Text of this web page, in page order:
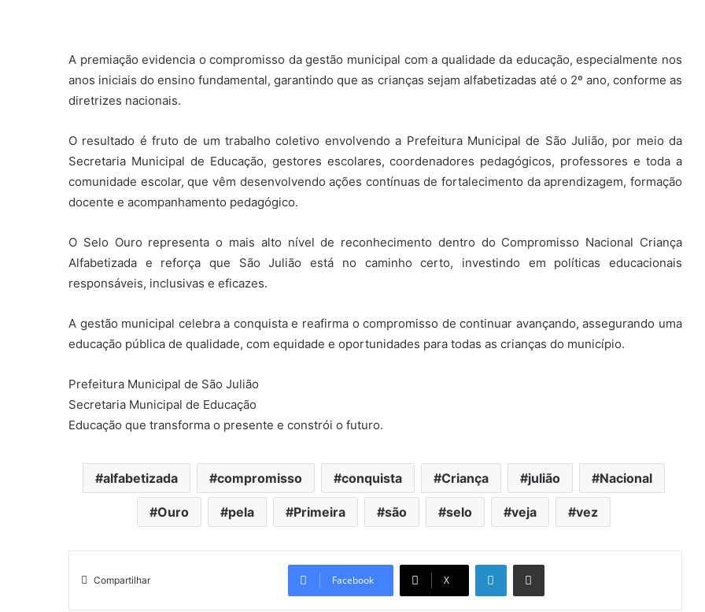
A premiação evidencia o compromisso da gestão municipal com a qualidade da educação, especialmente nos
anos iniciais do ensino fundamental, garantindo que as crianças sejam alfabetizadas até o 2º ano, conforme as
diretrizes nacionais.
O resultado é fruto de um trabalho coletivo envolvendo a Prefeitura Municipal de São Julião, por meio da
Secretaria Municipal de Educação, gestores escolares, coordenadores pedagógicos, professores e toda a
comunidade escolar, que vêm desenvolvendo ações contínuas de fortalecimento da aprendizagem, formação
docente e acompanhamento pedagógico.
O Selo Ouro representa o mais alto nível de reconhecimento dentro do Compromisso Nacional Criança
Alfabetizada e reforça que São Julião está no caminho certo, investindo em políticas educacionais
responsáveis, inclusivas e eficazes.
A gestão municipal celebra a conquista e reafirma o compromisso de continuar avançando, assegurando uma
educação pública de qualidade, com equidade e oportunidades para todas as crianças do município.
Prefeitura Municipal de São Julião
Secretaria Municipal de Educação
Educação que transforma o presente e constrói o futuro.
alfabetizada compromisso conquista Criança julião Nacional
Ouro pela Primeira são selo veja vez
Compartilhar Facebook X
Linkedin Compartilhar via e-mail